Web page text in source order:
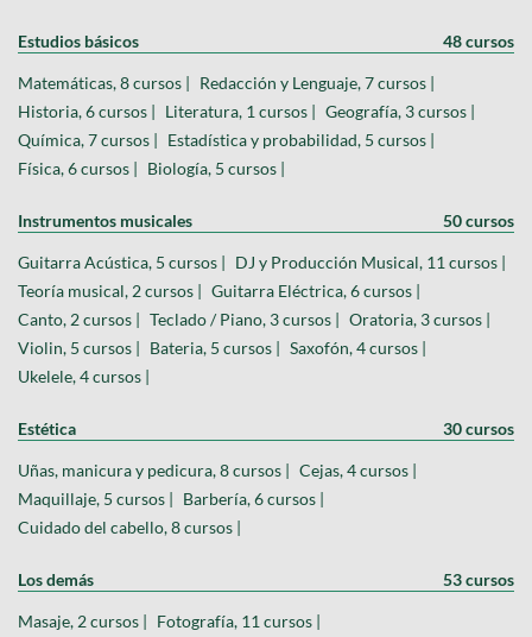
Estudios básicos 48 cursos
Matemáticas, 8 cursos | Redacción y Lenguaje, 7 cursos |
Historia, 6 cursos | Literatura, 1 cursos | Geografía, 3 cursos |
Química, 7 cursos | Estadística y probabilidad, 5 cursos |
Física, 6 cursos | Biología, 5 cursos |
Instrumentos musicales 50 cursos
Guitarra Acústica, 5 cursos | DJ y Producción Musical, 11 cursos |
Teoría musical, 2 cursos | Guitarra Eléctrica, 6 cursos |
Canto, 2 cursos | Teclado / Piano, 3 cursos | Oratoria, 3 cursos |
Violin, 5 cursos | Bateria, 5 cursos | Saxofón, 4 cursos |
Ukelele, 4 cursos |
Estética 30 cursos
Uñas, manicura y pedicura, 8 cursos | Cejas, 4 cursos |
Maquillaje, 5 cursos | Barbería, 6 cursos |
Cuidado del cabello, 8 cursos |
Los demás 53 cursos
Masaje, 2 cursos | Fotografía, 11 cursos |